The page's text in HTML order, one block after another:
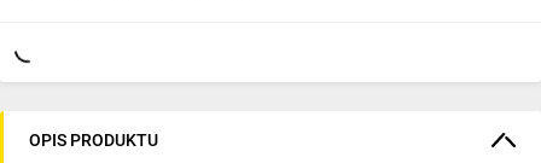
OPIS PRODUKTU